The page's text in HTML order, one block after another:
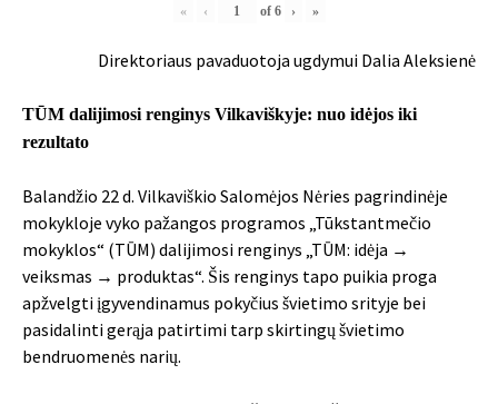
« ‹ of 6 › »
Direktoriaus pavaduotoja ugdymui Dalia Aleksienė
TŪM dalijimosi renginys Vilkaviškyje: nuo idėjos iki
rezultato
Balandžio 22 d. Vilkaviškio Salomėjos Nėries pagrindinėje
mokykloje vyko pažangos programos „Tūkstantmečio
mokyklos“ (TŪM) dalijimosi renginys „TŪM: idėja →
veiksmas → produktas“. Šis renginys tapo puikia proga
apžvelgti įgyvendinamus pokyčius švietimo srityje bei
pasidalinti gerąja patirtimi tarp skirtingų švietimo
bendruomenės narių.